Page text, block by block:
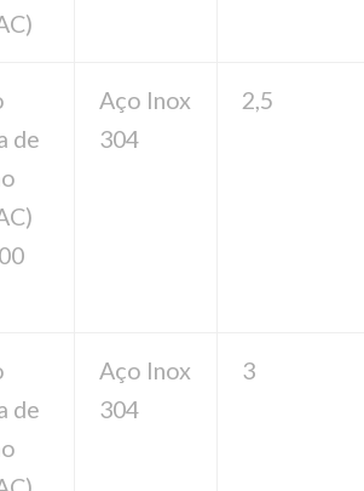
de
Aço Inox
304
2,5
de
Aço Inox
304
3